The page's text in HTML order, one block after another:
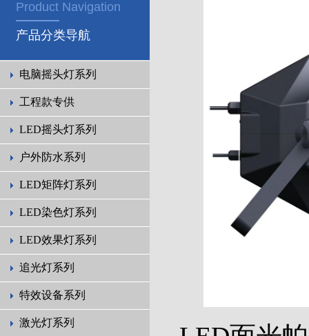
Product Navigation
产品分类导航
电脑摇头灯系列
工程款专供
LED摇头灯系列
户外防水系列
LED矩阵灯系列
LED染色灯系列
LED效果灯系列
追光灯系列
特效设备系列
激光灯系列